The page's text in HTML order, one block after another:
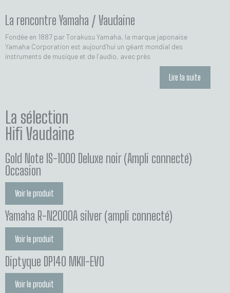
La rencontre Yamaha / Vaudaine
Fondée en 1887 par Torakusu Yamaha, la marque japonaise
Yamaha Corporation est aujourd’hui un géant mondial des
instruments de musique et de l’audio, avec près
Lire la suite
La sélection
Hifi Vaudaine
Gold Note IS-1000 Deluxe noir (Ampli connecté)
Occasion
Voir le produit
Yamaha R-N2000A silver (ampli connecté)
Voir le produit
Diptyque DP140 MKII-EVO
Voir le produit